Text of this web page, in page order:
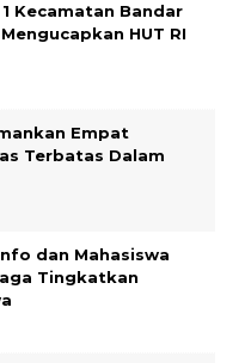
Kecamatan Bandar
HUT RI
Empat
Terbatas Dalam
dan Mahasiswa
Tingkatkan